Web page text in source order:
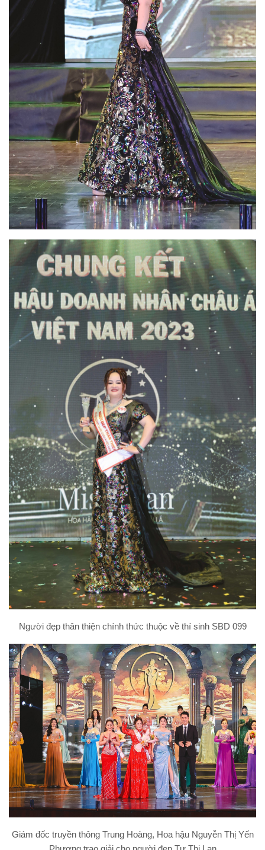
Người đẹp thân thiện chính thức thuộc về thí sinh SBD 099
Giám đốc truyền thông Trung Hoàng, Hoa hậu Nguyễn Thị Yến